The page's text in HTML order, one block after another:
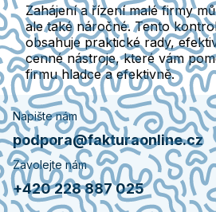
Zahájení a řízení malé firmy
ale také náročné. Tento
obsahuje praktické rady,
cenné nástroje, které vám
firmu hladce a efektivně.
Napište nám
podpora@fakturaonline.cz
Zavolejte nám
+420 228 887 025